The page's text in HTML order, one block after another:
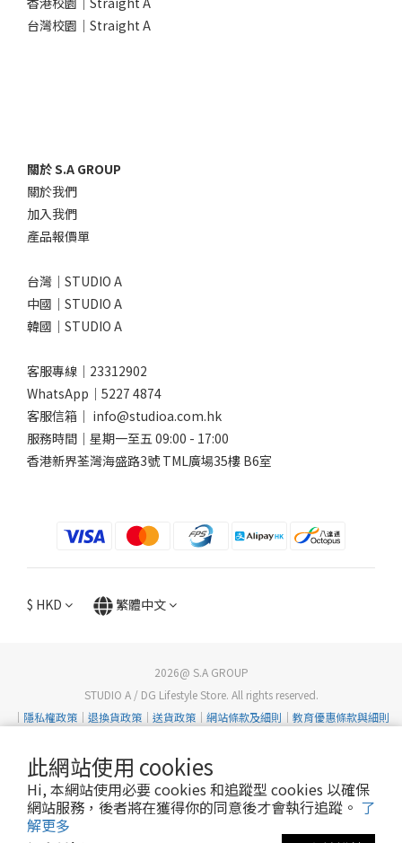
此網站使用 cookies
Hi, 本網站使用必要 cookies 和追蹤型 cookies 以確保
網站服務，後者將在獲得你的同意後才會執行追蹤。 了
解更多
台灣校園｜Straight A
關於 S.A GROUP
關於我們
加入我們
產品報價單
台灣｜STUDIO A
中國｜STUDIO A
韓國｜STUDIO A
客服專線｜23312902
WhatsApp｜ 5227 4874
客服信箱｜ info@studioa.com.hk
服務時間｜星期一至五 09:00 - 17:00
香港新界荃灣海盛路3號 TML廣場35樓 B6室
$ HKD 繁體中文
2026@ S.A GROUP
STUDIO A / DG Lifestyle Store. All rights reserved.
｜ 隱私權政策 ｜ 退換貨政策 ｜ 送貨政策 ｜ 網站條款及細則 ｜ 教育優惠條款與細則